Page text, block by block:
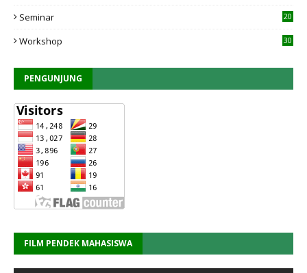
Seminar 20
Workshop 30
PENGUNJUNG
FILM PENDEK MAHASISWA